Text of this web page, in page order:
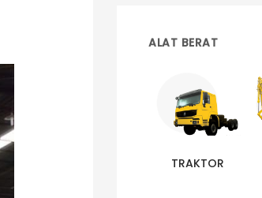
ALAT BERAT
TRAKTOR